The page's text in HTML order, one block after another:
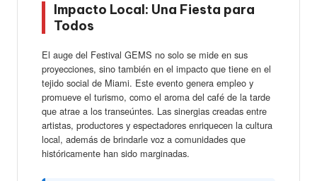
Impacto Local: Una Fiesta para
Todos
El auge del Festival GEMS no solo se mide en sus
proyecciones, sino también en el impacto que tiene en el
tejido social de Miami. Este evento genera empleo y
promueve el turismo, como el aroma del café de la tarde
que atrae a los transeúntes. Las sinergias creadas entre
artistas, productores y espectadores enriquecen la cultura
local, además de brindarle voz a comunidades que
históricamente han sido marginadas.